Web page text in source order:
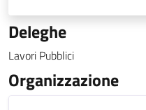
Deleghe
Lavori Pubblici
Organizzazione